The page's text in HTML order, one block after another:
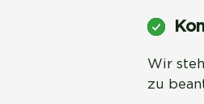
Wir
zu